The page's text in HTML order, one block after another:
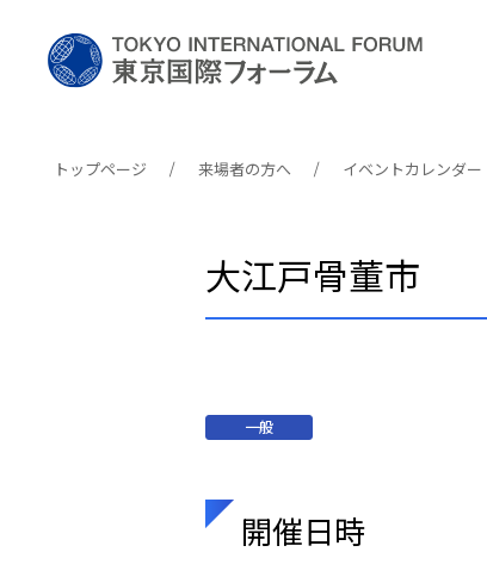
トップページ 来場者の方へ イベントカレンダー
大江戸骨董市
一般
開催日時